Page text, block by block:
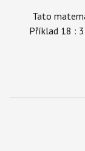
Tato
Příklad 18 :